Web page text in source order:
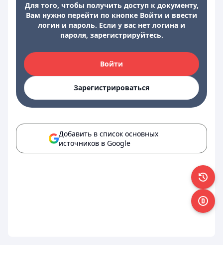
Для того, чтобы получить доступ к документу,
Вам нужно перейти по кнопке Войти и ввести
логин и пароль. Если у вас нет логина и
пароля, зарегистрируйтесь.
Войти
Зарегистрироваться
Добавить в список основных
источников в Google